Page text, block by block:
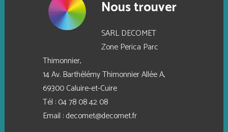
Nous trouver
SARL DECOMET
Zone Perica Parc
Thimonnier,
14 Av. Barthélémy Thimonnier Allée A,
69300 Caluire-et-Cuire
Tél :04 78 08 42 08
Email :decomet@decomet.fr